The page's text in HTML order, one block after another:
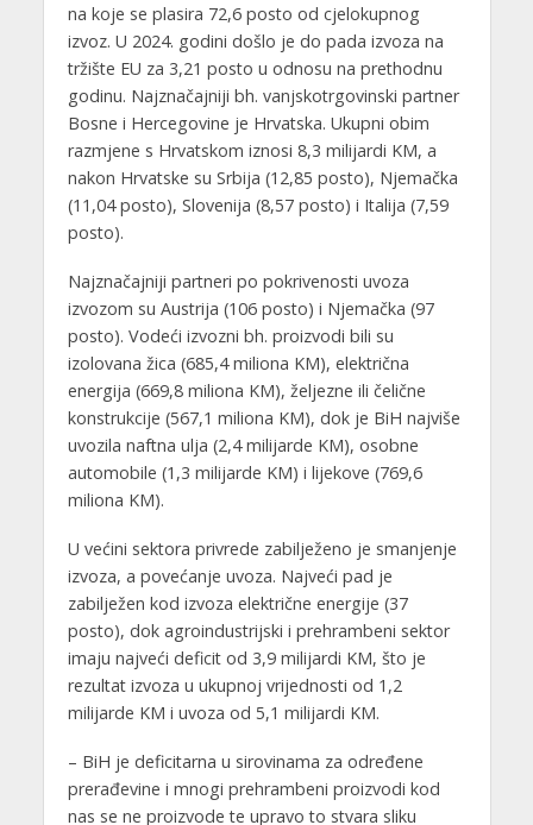
na koje se plasira 72,6 posto od cjelokupnog
izvoz. U 2024. godini došlo je do pada izvoza na
tržište EU za 3,21 posto u odnosu na prethodnu
godinu. Najznačajniji bh. vanjskotrgovinski partner
Bosne i Hercegovine je Hrvatska. Ukupni obim
razmjene s Hrvatskom iznosi 8,3 milijardi KM, a
nakon Hrvatske su Srbija (12,85 posto), Njemačka
(11,04 posto), Slovenija (8,57 posto) i Italija (7,59
posto).
Najznačajniji partneri po pokrivenosti uvoza
izvozom su Austrija (106 posto) i Njemačka (97
posto). Vodeći izvozni bh. proizvodi bili su
izolovana žica (685,4 miliona KM), električna
energija (669,8 miliona KM), željezne ili čelične
konstrukcije (567,1 miliona KM), dok je BiH najviše
uvozila naftna ulja (2,4 milijarde KM), osobne
automobile (1,3 milijarde KM) i lijekove (769,6
miliona KM).
U većini sektora privrede zabilježeno je smanjenje
izvoza, a povećanje uvoza. Najveći pad je
zabilježen kod izvoza električne energije (37
posto), dok agroindustrijski i prehrambeni sektor
imaju najveći deficit od 3,9 milijardi KM, što je
rezultat izvoza u ukupnoj vrijednosti od 1,2
milijarde KM i uvoza od 5,1 milijardi KM.
– BiH je deficitarna u sirovinama za određene
prerađevine i mnogi prehrambeni proizvodi kod
nas se ne proizvode te upravo to stvara sliku